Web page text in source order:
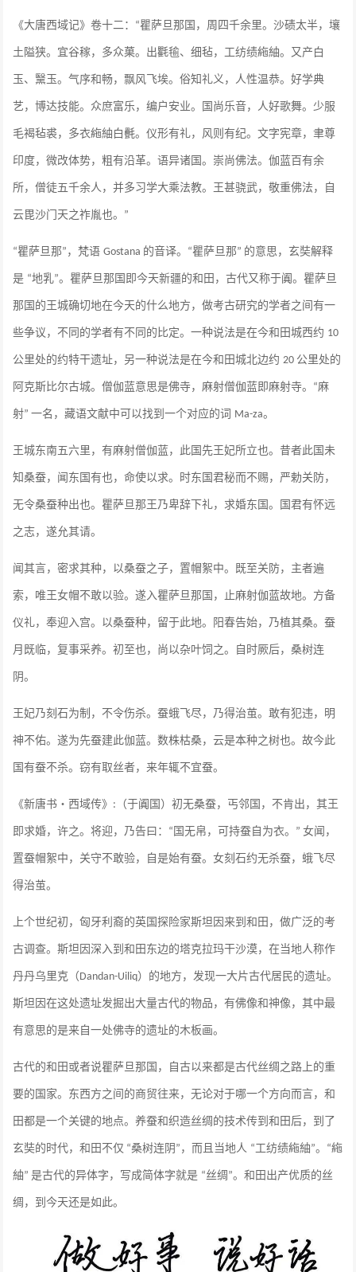
《大唐西域记》卷十二： “瞿萨旦那国，周四千余里。沙碛太半，壤
土隘狭。宜谷稼，多众菓。出氍毺、细毡，工纺绩絁紬。又产白
玉、黳玉。气序和畅，飘风飞埃。俗知礼义，人性温恭。好学典
艺，博达技能。众庶富乐，编户安业。国尚乐音，人好歌舞。少服
毛褐毡裘，多衣絁紬白㲲。仪形有礼，风则有纪。文字宪章，聿尊
印度，微改体势，粗有沿革。语异诸国。崇尚佛法。伽蓝百有余
所，僧徒五千余人，并多习学大乘法教。王甚骁武，敬重佛法，自
云毘沙门天之祚胤也。 ”
“瞿萨旦那” ，梵语Gostana 的音译。 “瞿萨旦那” 的意思，玄奘解释
是 “地乳”。瞿萨旦那国即今天新疆的和田，古代又称于阗。瞿萨旦
那国的王城确切地在今天的什么地方，做考古研究的学者之间有一
些争议，不同的学者有不同的比定。一种说法是在今和田城西约 10
公里处的约特干遗址，另一种说法是在今和田城北边约20 公里处的
阿克斯比尔古城。僧伽蓝意思是佛寺，麻射僧伽蓝即麻射寺。 “麻
射”一名，藏语文献中可以找到一个对应的词 Ma-za。
王城东南五六里，有麻射僧伽蓝，此国先王妃所立也。昔者此国未
知桑蚕，闻东国有也，命使以求。时东国君秘而不赐，严勅关防，
无令桑蚕种出也。瞿萨旦那王乃卑辞下礼，求婚东国。国君有怀远
之志，遂允其请。
闻其言，密求其种，以桑蚕之子，置帽絮中。既至关防，主者遍
索，唯王女帽不敢以验。遂入瞿萨旦那国，止麻射伽蓝故地。方备
仪礼，奉迎入宫。以桑蚕种，留于此地。阳春告始，乃植其桑。蚕
月既临，复事采养。初至也，尚以杂叶饲之。自时厥后，桑树连
阴。
王妃乃刻石为制，不令伤杀。蚕蛾飞尽，乃得治茧。敢有犯违，明
神不佑。遂为先蚕建此伽蓝。数株枯桑，云是本种之树也。故今此
国有蚕不杀。窃有取丝者，来年辄不宜蚕。
《新唐书・西域传》 : （于阗国）初无桑蚕，丐邻国，不肯出，其王
即求婚，许之。将迎，乃告曰： “ 国无帛，可持蚕自为衣。 ”女闻，
置蚕帽絮中，关守不敢验，自是始有蚕。女刻石约无杀蚕，蛾飞尽
得治茧。
上个世纪初，匈牙利裔的英国探险家斯坦因来到和田，做广泛的考
古调查。斯坦因深入到和田东边的塔克拉玛干沙漠，在当地人称作
丹丹乌里克（Dandan-Uiliq）的地方，发现一大片古代居民的遗址。
斯坦因在这处遗址发掘出大量古代的物品，有佛像和神像，其中最
有意思的是来自一处佛寺的遗址的木板画。
古代的和田或者说瞿萨旦那国，自古以来都是古代丝绸之路上的重
要的国家。东西方之间的商贸往来，无论对于哪一个方向而言，和
田都是一个关键的地点。养蚕和织造丝绸的技术传到和田后，到了
玄奘的时代，和田不仅 “桑树连阴 ” ，而且当地人 “工纺绩絁紬”。 “絁
紬”是古代的异体字，写成简体字就是 “丝绸 ”。和田出产优质的丝
绸，到今天还是如此。